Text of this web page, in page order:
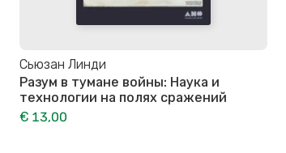
Сьюзан Линди
Разум в тумане войны: Наука и
технологии на полях сражений
€ 13,00